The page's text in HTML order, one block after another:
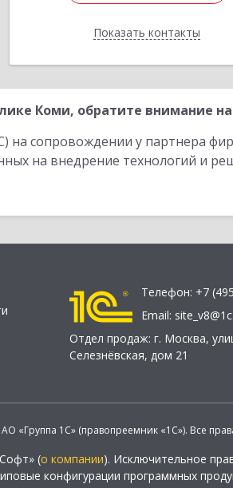
Показать контакты
Назад
Коми, обратите внимание
на сопровождении у партнера
на внедрение технологий и
Телефон: +7
Email:
Отдел продаж: г. Москва,
Селезнёвская, дом 21
«Группа 1С» (правопреемник «1С»). Все
(о компании). Исключительное
конфигурации программных